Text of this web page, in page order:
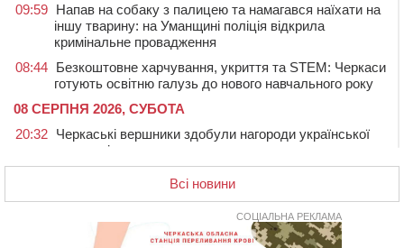
09:59 Напав на собаку з палицею та намагався наїхати на
іншу тварину: на Уманщині поліція відкрила
кримінальне провадження
08:44 Безкоштовне харчування, укриття та STEM: Черкаси
готують освітню галузь до нового навчального року
08 СЕРПНЯ 2026, СУБОТА
20:32 Черкаські вершники здобули нагороди української
першості
На Уманщині експосадовицю відділу освіти
судитимуть через завдані бюджету збитки
У Єрках прощатимуться з полеглим на Курщині
стрільцем ДШВ
Всі новини
СОЦІАЛЬНА РЕКЛАМА